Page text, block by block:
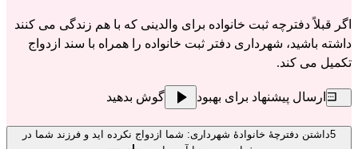
اگر قبلاً دفترچه ثبت خانواده برای والدینی که با هم زندگی می کنند
داشته باشید، شهرداری دفتر ثبت خانواده را همراه با سند ازدواج
تکمیل می کند.
ارسال پیشنهاد برای بهبود گوش بدهید
5داشتن دفترچهٔ خانوادهٔ شهرداری: شما ازدواج نکرده اید و فرزند شما در